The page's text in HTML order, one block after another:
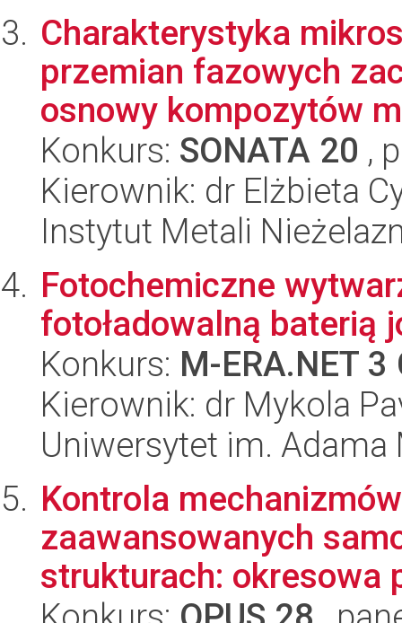
Charakterystyka
przemian fazowych
osnowy kompozytów
Konkurs: SONATA 20 ,
Kierownik: dr Elżbieta
Instytut Metali
Fotochemiczne
fotoładowalną baterią
Konkurs: M-ERA.NET
Kierownik: dr Mykola
Uniwersytet im.
Kontrola
zaawansowanych
strukturach: okresowa